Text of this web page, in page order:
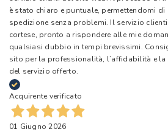
è stato chiaro e puntuale, permettendomi
spedizione senza problemi. Il servizio
cortese, pronto a rispondere alle mie
qualsiasi dubbio in tempi brevissimi.
sito per la professionalità, l’affidabilità e
del servizio offerto.
Acquirente verificato
01 Giugno 2026